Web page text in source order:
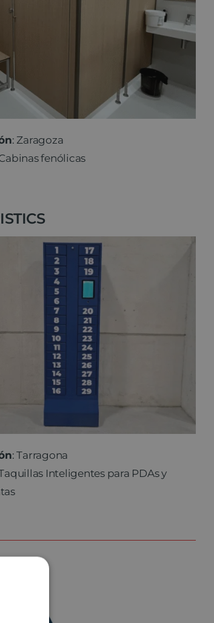
: Zaragoza
fenólicas
: Tarragona
Inteligentes para PDAs y